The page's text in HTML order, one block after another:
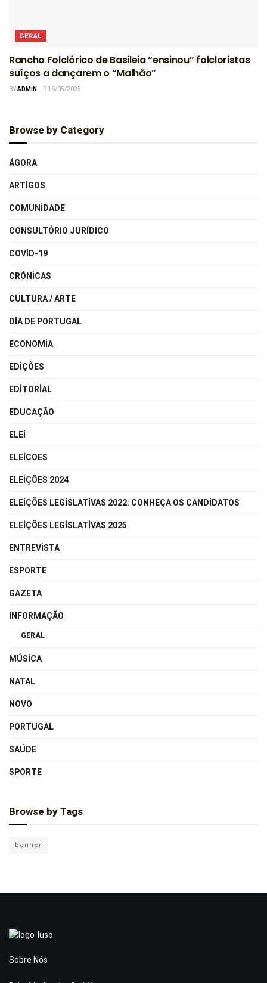
GERAL
Rancho Folclórico de Basileia “ensinou” folcloristas
suíços a dançarem o “Malhão”
BYADMIN 16/05/2025
Browse by Category
ÁGORA
ARTIGOS
COMUNIDADE
CONSULTÓRIO JURÍDICO
COVID-19
CRÓNICAS
CULTURA / ARTE
DIA DE PORTUGAL
ECONOMIA
EDIÇÕES
EDITORIAL
EDUCAÇÃO
ELEI
ELEICOES
ELEIÇÕES 2024
ELEIÇÕES LEGISLATIVAS 2022: CONHEÇA OS CANDIDATOS
ELEIÇÕES LEGISLATIVAS 2025
ENTREVISTA
ESPORTE
GAZETA
INFORMAÇÃO
GERAL
MÚSICA
NATAL
NOVO
PORTUGAL
SAÚDE
SPORTE
Browse by Tags
banner
Sobre Nós